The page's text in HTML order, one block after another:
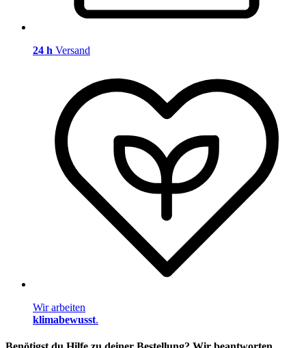
24 h Versand
Wir arbeiten
klimabewusst.